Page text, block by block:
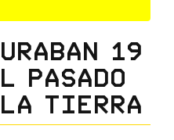
19
pasado
la Tierra